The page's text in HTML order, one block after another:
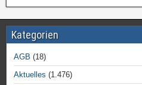
Kategorien
AGB (18)
Aktuelles (1.476)